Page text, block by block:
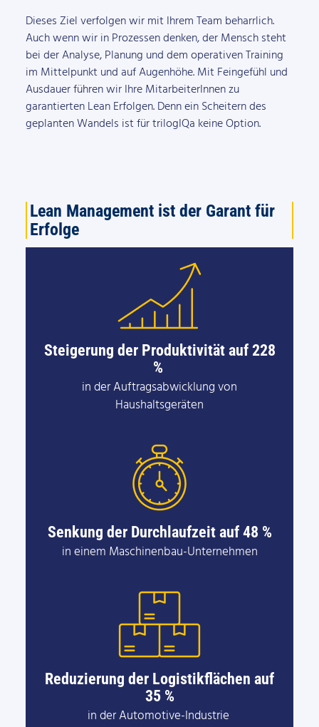
Dieses Ziel verfolgen wir mit Ihrem Team beharrlich.
Auch wenn wir in Prozessen denken, der Mensch steht
bei der Analyse, Planung und dem operativen Training
im Mittelpunkt und auf Augenhöhe. Mit Feingefühl und
Ausdauer führen wir Ihre MitarbeiterInnen zu
garantierten Lean Erfolgen. Denn ein Scheitern des
geplanten Wandels ist für trilogIQa keine Option.
Lean Management ist der Garant für
Erfolge
Steigerung der Produktivität auf 228
%
in der Auftragsabwicklung von
Haushaltsgeräten
Senkung der Durchlaufzeit auf 48 %
in einem Maschinenbau-Unternehmen
Reduzierung der Logistikflächen auf
35 %
in der Automotive-Industrie